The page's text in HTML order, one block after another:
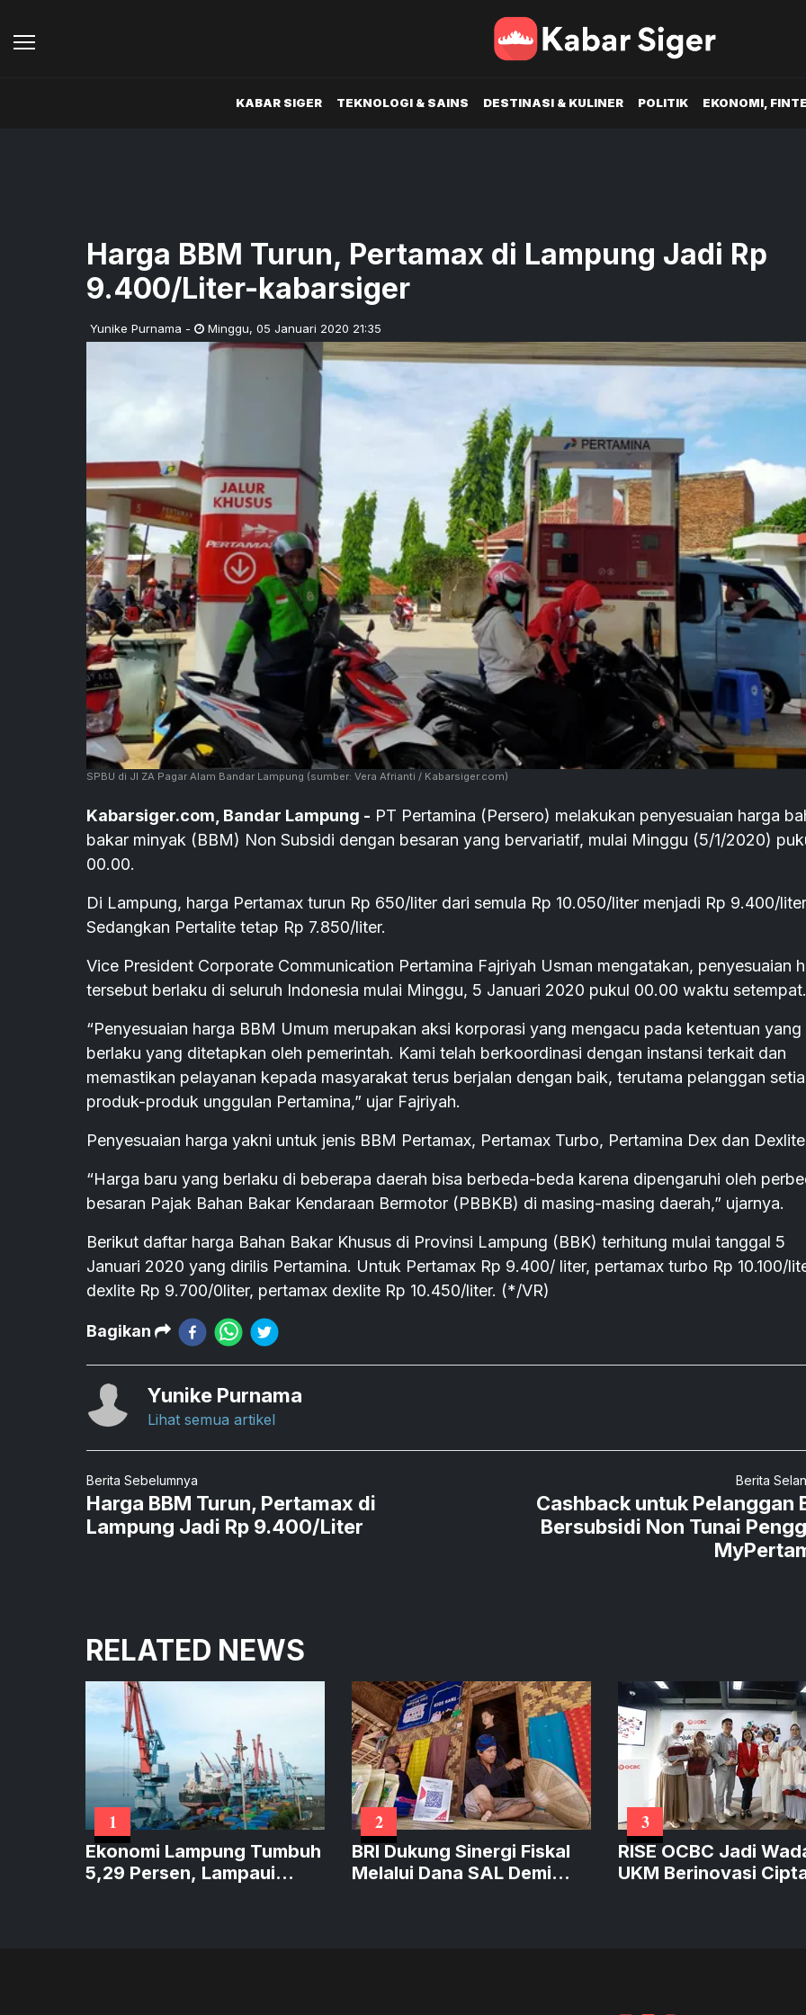
KABAR SIGER TEKNOLOGI & SAINS DESTINASI & KULINER POLITIK EKONOMI,
Harga BBM Turun, Pertamax di Lampung Jadi Rp
9.400/Liter-kabarsiger
Yunike Purnama - Minggu, 05 Januari 2020 21:35
SPBU di Jl ZA Pagar Alam Bandar Lampung (sumber: Vera Afrianti / Kabarsiger.com)
Kabarsiger.com, Bandar Lampung - PT Pertamina (Persero) melakukan penyesuaian harga
bakar minyak (BBM) Non Subsidi dengan besaran yang bervariatif, mulai Minggu (5/1/2020)
00.00.
Di Lampung, harga Pertamax turun Rp 650/liter dari semula Rp 10.050/liter menjadi Rp 9.400/
Sedangkan Pertalite tetap Rp 7.850/liter.
Vice President Corporate Communication Pertamina Fajriyah Usman mengatakan, penyesuaian
tersebut berlaku di seluruh Indonesia mulai Minggu, 5 Januari 2020 pukul 00.00 waktu setempat.
“Penyesuaian harga BBM Umum merupakan aksi korporasi yang mengacu pada ketentuan yang
berlaku yang ditetapkan oleh pemerintah. Kami telah berkoordinasi dengan instansi terkait dan
memastikan pelayanan kepada masyarakat terus berjalan dengan baik, terutama pelanggan setia
produk-produk unggulan Pertamina,” ujar Fajriyah.
Penyesuaian harga yakni untuk jenis BBM Pertamax, Pertamax Turbo, Pertamina Dex dan
“Harga baru yang berlaku di beberapa daerah bisa berbeda-beda karena dipengaruhi oleh
besaran Pajak Bahan Bakar Kendaraan Bermotor (PBBKB) di masing-masing daerah,” ujarnya.
Berikut daftar harga Bahan Bakar Khusus di Provinsi Lampung (BBK) terhitung mulai tanggal 5
Januari 2020 yang dirilis Pertamina. Untuk Pertamax Rp 9.400/ liter, pertamax turbo Rp 10.100/
dexlite Rp 9.700/0liter, pertamax dexlite Rp 10.450/liter. (*/VR)
Bagikan
Yunike Purnama
Lihat semua artikel
Berita Sebelumnya
Harga BBM Turun, Pertamax di
Lampung Jadi Rp 9.400/Liter
Berita
Cashback untuk Pelanggan
Bersubsidi Non Tunai
RELATED NEWS
1
Ekonomi Lampung Tumbuh
5,29 Persen, Lampaui
2
BRI Dukung Sinergi Fiskal
Melalui Dana SAL Demi
3
RISE OCBC Jadi
UKM Berinovasi